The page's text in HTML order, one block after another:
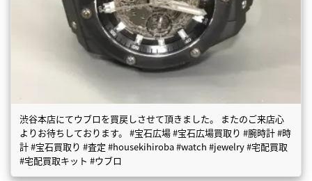
渋谷本店にてウブロを買戻しさせて頂きました。 またのご来店心
よりお待ちしております。 #宝石広場 #宝石広場買取り #腕時計 #時
計 #宝石買取り #査定 #housekihiroba #watch #jewelry #宅配買取
#宅配買取キット #ウブロ